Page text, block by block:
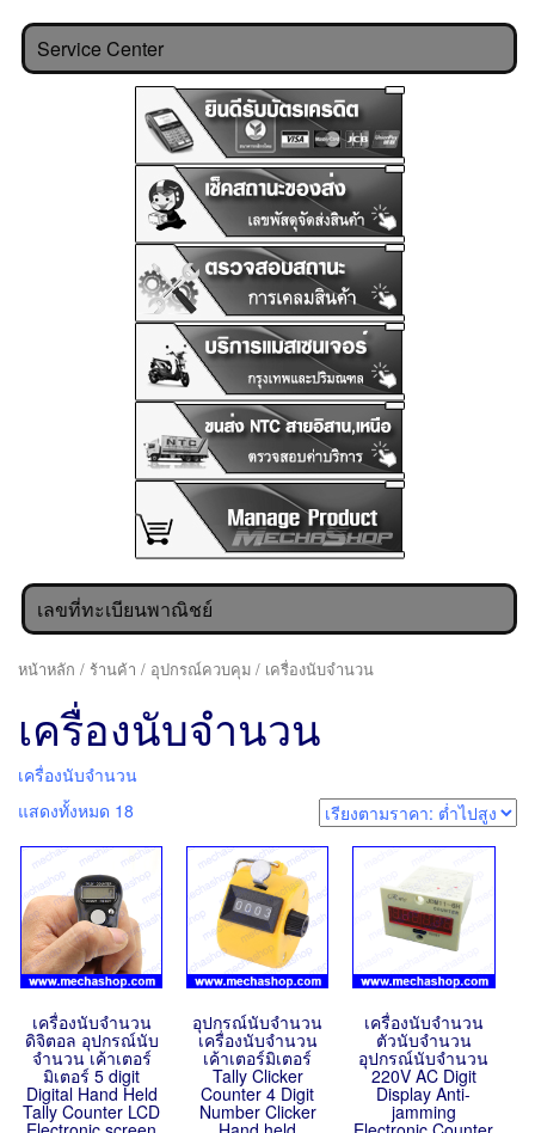
Service Center
เลขที่ทะเบียนพาณิชย์
หน้าหลัก / ร้านค้า / อุปกรณ์ควบคุม / เครื่องนับจำนวน
เครื่องนับจำนวน
เครื่องนับจำนวน
แสดงทั้งหมด 18
เครื่องนับจำนวน
ดิจิตอล อุปกรณ์นับ
จำนวน เค้าเตอร์
มิเตอร์ 5 digit
Digital Hand Held
Tally Counter LCD
อุปกรณ์นับจำนวน
เครื่องนับจำนวน
เค้าเตอร์มิเตอร์
Tally Clicker
Counter 4 Digit
Number Clicker
เครื่องนับจำนวน
ตัวนับจำนวน
อุปกรณ์นับจำนวน
220V AC Digit
Display Anti-
jamming